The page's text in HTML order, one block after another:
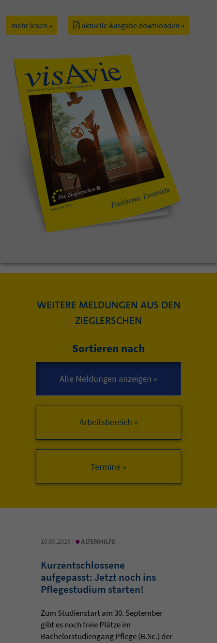
mehr lesen » aktuelle Ausgabe downloaden »
WEITERE MELDUNGEN AUS DEN
ZIEGLERSCHEN
Sortieren nach
Arbeitsbereich »
10.09.2026 | • ALTENHILFE
Kurzentschlossene
aufgepasst: Jetzt noch ins
Pflegestudium starten!
Zum Studienstart am 30. September
gibt es noch freie Plätze im
Bachelorstudiengang Pflege (B.Sc.) der